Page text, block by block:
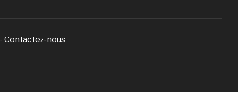
-Contactez-nous